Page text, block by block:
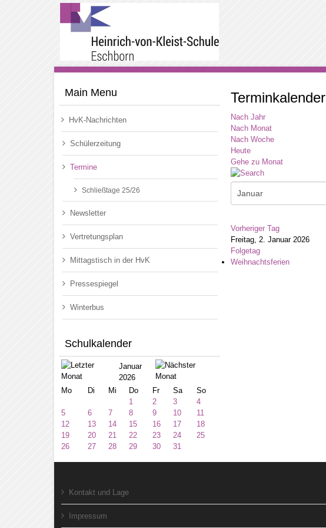
Main Menu
HvK-Nachrichten
Schülerzeitung
Termine
Schließtage 25/26
Newsletter
Vertretungsplan
Mittagstisch in der HvK
Pressespiegel
Winterbus
Schulkalender
Januar
2026
Mo
Di Mi Do Fr Sa
So
1
2 3
4
5
6 7 8 9 10
11
12
13 14 15 16 17
18
19
20 21 22 23 24
25
26
27 28 29 30 31
Terminkalender
Nach Jahr
Nach Monat
Nach Woche
Heute
Gehe zu Monat
Vorheriger Tag
Freitag, 2. Januar 2026
Folgetag
Weihnachtsferien
Kontakt und Lage
Impressum